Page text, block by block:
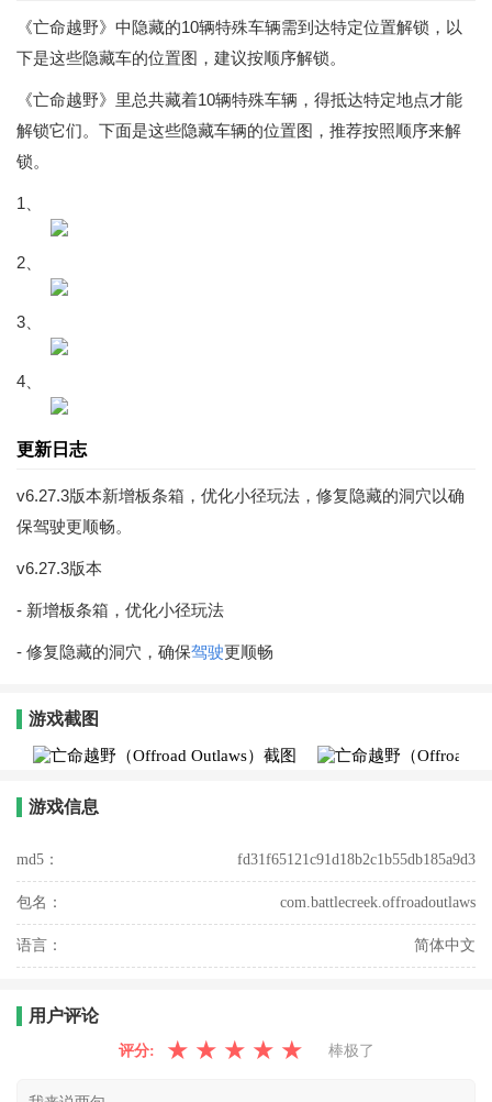
《亡命越野》中隐藏的10辆特殊车辆需到达特定位置解锁，以
下是这些隐藏车的位置图，建议按顺序解锁。
《亡命越野》里总共藏着10辆特殊车辆，得抵达特定地点才能
解锁它们。下面是这些隐藏车辆的位置图，推荐按照顺序来解
锁。
1、
2、
3、
4、
更新日志
v6.27.3版本新增板条箱，优化小径玩法，修复隐藏的洞穴以确
保驾驶更顺畅。
v6.27.3版本
- 新增板条箱，优化小径玩法
- 修复隐藏的洞穴，确保驾驶更顺畅
游戏截图
游戏信息
md5： fd31f65121c91d18b2c1b55db185a9d3
包名： com.battlecreek.offroadoutlaws
语言： 简体中文
用户评论
评分: ★ ★ ★ ★ ★ 棒极了